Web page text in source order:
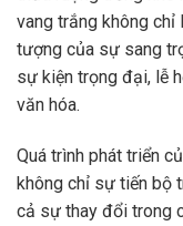
vang trắng không
tượng của sự sang
sự kiện trọng đại, lễ
văn hóa.
Quá trình phát triển
không chỉ sự tiến bộ
cả sự thay đổi trong